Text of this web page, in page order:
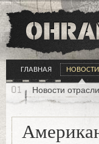
ГЛАВНАЯ НОВОСТИ
Новости отрасли